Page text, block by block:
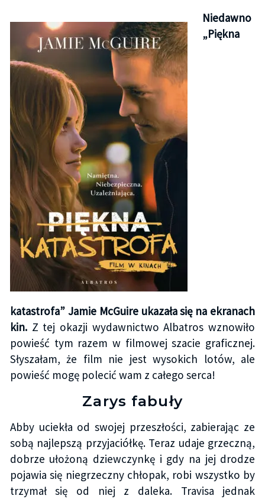
Niedawno
„Piękna
katastrofa” Jamie McGuire ukazała się na ekranach
kin.Z tej okazji wydawnictwo Albatros wznowiło
powieść tym razem w filmowej szacie graficznej.
Słyszałam, że film nie jest wysokich lotów, ale
powieść mogę polecić wam z całego serca!
Zarys fabuły
Abby uciekła od swojej przeszłości, zabierając ze
sobą najlepszą przyjaciółkę. Teraz udaje grzeczną,
dobrze ułożoną dziewczynkę i gdy na jej drodze
pojawia się niegrzeczny chłopak, robi wszystko by
trzymał się od niej z daleka. Travisa jednak